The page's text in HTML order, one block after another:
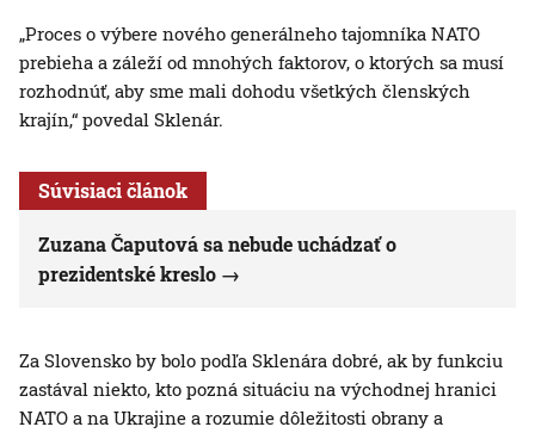
„Proces o výbere nového generálneho tajomníka NATO
prebieha a záleží od mnohých faktorov, o ktorých sa musí
rozhodnúť, aby sme mali dohodu všetkých členských
krajín,“ povedal Sklenár.
Súvisiaci článok
Zuzana Čaputová sa nebude uchádzať o
prezidentské kreslo
Za Slovensko by bolo podľa Sklenára dobré, ak by funkciu
zastával niekto, kto pozná situáciu na východnej hranici
NATO a na Ukrajine a rozumie dôležitosti obrany a